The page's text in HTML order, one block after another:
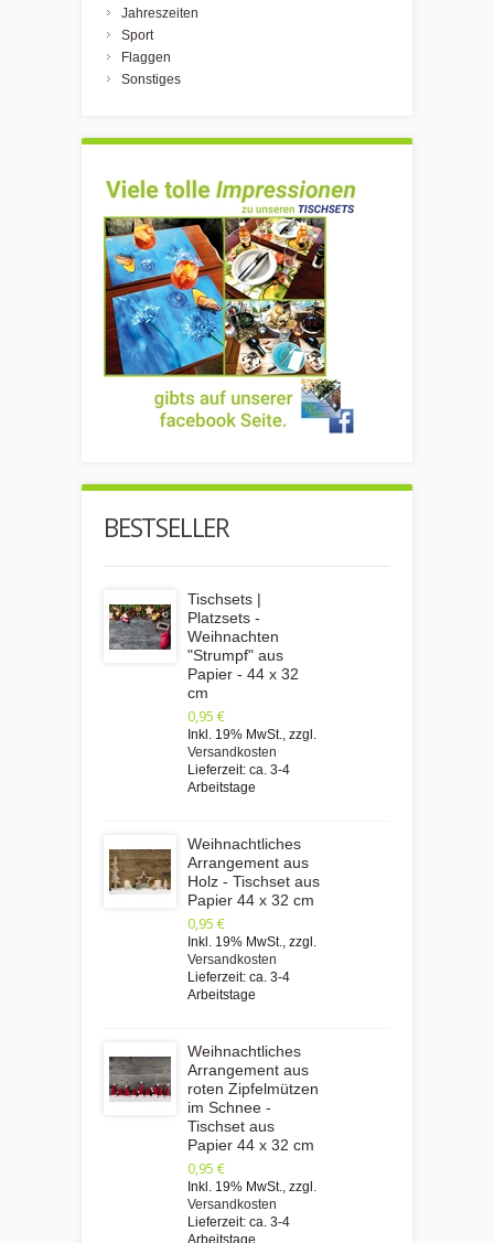
Jahreszeiten
Sport
Flaggen
Sonstiges
BESTSELLER
Tischsets |
Platzsets -
Weihnachten
"Strumpf" aus
Papier - 44 x 32
cm
0,95 €
Inkl. 19% MwSt. zzgl.
Versandkosten
Lieferzeit: ca. 3-4
Arbeitstage
Weihnachtliches
Arrangement aus
Holz - Tischset aus
Papier 44 x 32 cm
0,95 €
Inkl. 19% MwSt. zzgl.
Versandkosten
Lieferzeit: ca. 3-4
Arbeitstage
Weihnachtliches
Arrangement aus
roten Zipfelmützen
im Schnee -
Tischset aus
Papier 44 x 32 cm
0,95 €
Inkl. 19% MwSt. zzgl.
Versandkosten
Lieferzeit: ca. 3-4
Arbeitstage